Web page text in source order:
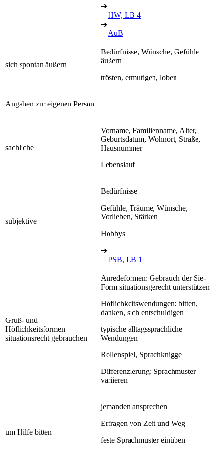
➔
HW, LB 4
➔
AuB
sich spontan äußern
Bedürfnisse, Wünsche, Gefühle
äußern
trösten, ermutigen, loben
Angaben zur eigenen Person
sachliche
Vorname, Familienname, Alter,
Geburtsdatum, Wohnort, Straße,
Hausnummer
Lebenslauf
subjektive
Bedürfnisse
Gefühle, Träume, Wünsche,
Vorlieben, Stärken
Hobbys
➔
PSB, LB 1
Gruß- und
Höflichkeitsformen
situationsrecht gebrauchen
Anredeformen: Gebrauch der Sie-
Form situationsgerecht unterstützen
Höflichkeitswendungen: bitten,
danken, sich entschuldigen
typische alltagssprachliche
Wendungen
Rollenspiel, Sprachknigge
Differenzierung: Sprachmuster
variieren
um Hilfe bitten
jemanden ansprechen
Erfragen von Zeit und Weg
feste Sprachmuster einüben